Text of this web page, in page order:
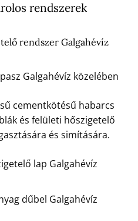
rendszerek
rendszer Galgahévíz
Galgahévíz közelében
cementkötésű habarcs
és felületi hőszigetelő
és simítására.
lap Galgahévíz
dűbel Galgahévíz